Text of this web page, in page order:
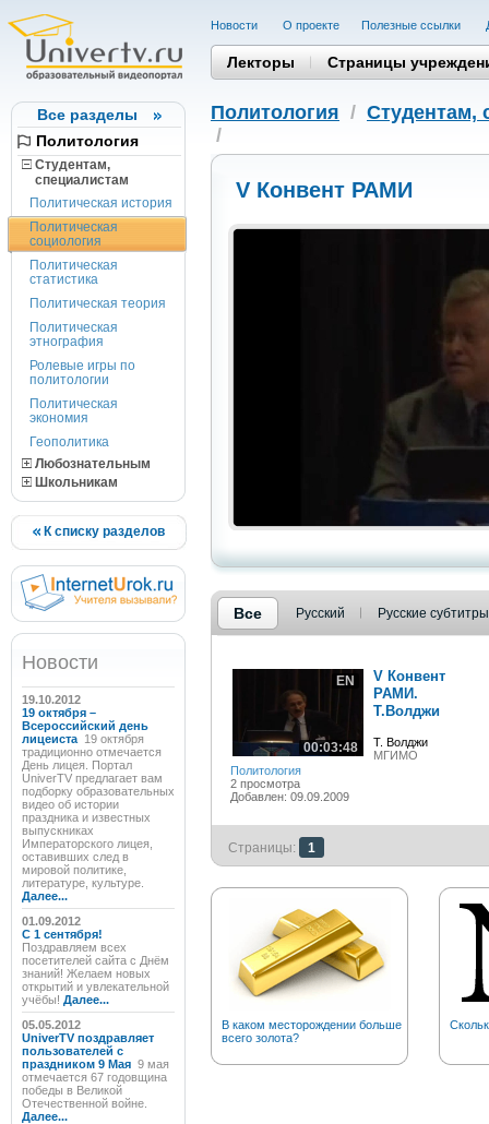
Все разделы
Политология
Студентам,
cпециалистам
Политическая история
Политическая
социология
Политическая
статистика
Политическая теория
Политическая
этнография
Ролевые игры по
политологии
Политическая
экономия
Геополитика
Любознательным
Школьникам
К списку разделов
Новости
19.10.2012
19 октября –
Всероссийский день
лицеиста 19 октября
традиционно отмечается
День лицея. Портал
UniverTV предлагает вам
подборку образовательных
видео об истории
праздника и известных
выпускниках
Императорского лицея,
оставивших след в
мировой политике,
литературе, культуре.
Далее...
01.09.2012
C 1 сентября!
Поздравляем всех
посетителей сайта с Днём
знаний! Желаем новых
открытий и увлекательной
учёбы! Далее...
05.05.2012
UniverTV поздравляет
пользователей с
праздником 9 Мая 9 мая
отмечается 67 годовщина
победы в Великой
Отечественной войне.
Далее...
Новости О проекте Полезные cсылки
Лекторы Страницы
Политология / Студентам,
/
V Конвент РАМИ
Все Русский Русские субтитры
EN
00:03:48
Политология
2 просмотра
Добавлен: 09.09.2009
V Конвент
РАМИ.
Т.Волджи
Т. Волджи
МГИМО
Страницы: 1
В каком месторождении больше
всего золота?